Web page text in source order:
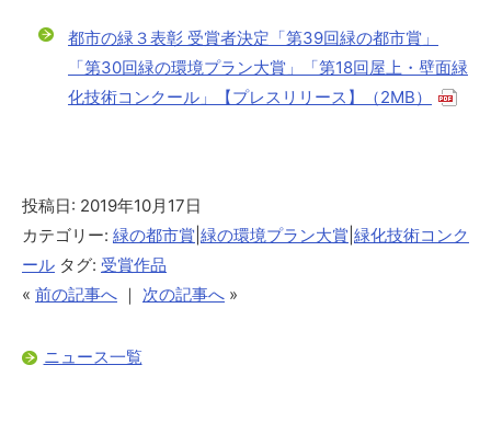
都市の緑３表彰 受賞者決定「第39回緑の都市賞」
「第30回緑の環境プラン大賞」「第18回屋上・壁面緑
化技術コンクール」【プレスリリース】（2MB）
投稿日: 2019年10月17日
カテゴリー: 緑の都市賞 緑の環境プラン大賞 緑化技術コンク
ール タグ: 受賞作品
« 前の記事へ ｜ 次の記事へ »
ニュース一覧